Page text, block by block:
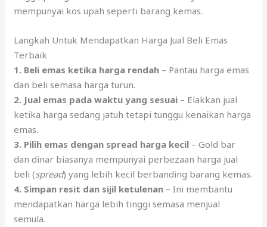
mempunyai kos upah seperti barang kemas.
Langkah Untuk Mendapatkan Harga Jual Beli Emas
Terbaik
1. Beli emas ketika harga rendah – Pantau harga emas
dan beli semasa harga turun.
2. Jual emas pada waktu yang sesuai – Elakkan jual
ketika harga sedang jatuh tetapi tunggu kenaikan harga
emas.
3. Pilih emas dengan spread harga kecil – Gold bar
dan dinar biasanya mempunyai perbezaan harga jual
beli (spread) yang lebih kecil berbanding barang kemas.
4. Simpan resit dan sijil ketulenan – Ini membantu
mendapatkan harga lebih tinggi semasa menjual
semula.